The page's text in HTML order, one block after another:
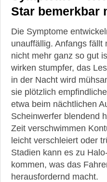
Star bemerkbar
Die Symptome
unauffällig. Anfangs fällt
nicht mehr ganz so gut
wirken stumpfer, das
in der Nacht wird
sie plötzlich
etwa beim nächtlichen
Scheinwerfer blendend
Zeit verschwimmen
leicht verschleiert oder
Stadien kann es zu
kommen, was das
herausfordernd macht.